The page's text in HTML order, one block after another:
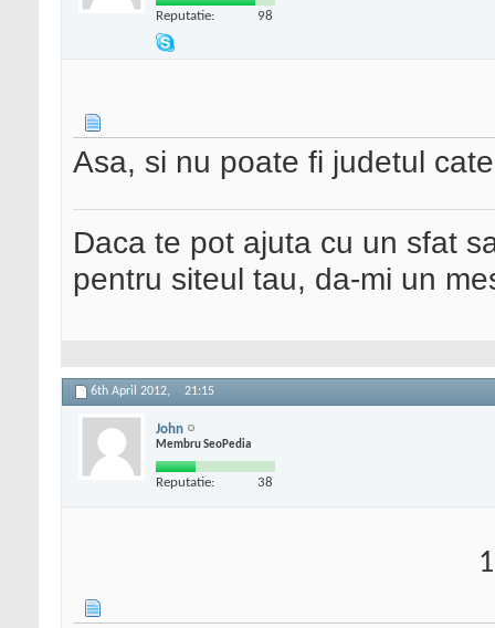
Reputatie: 98
Asa, si nu poate fi judetul
Daca te pot ajuta cu un sfat
pentru siteul tau, da-mi un
6th April 2012, 21:15
John
Membru SeoPedia
Reputatie: 38